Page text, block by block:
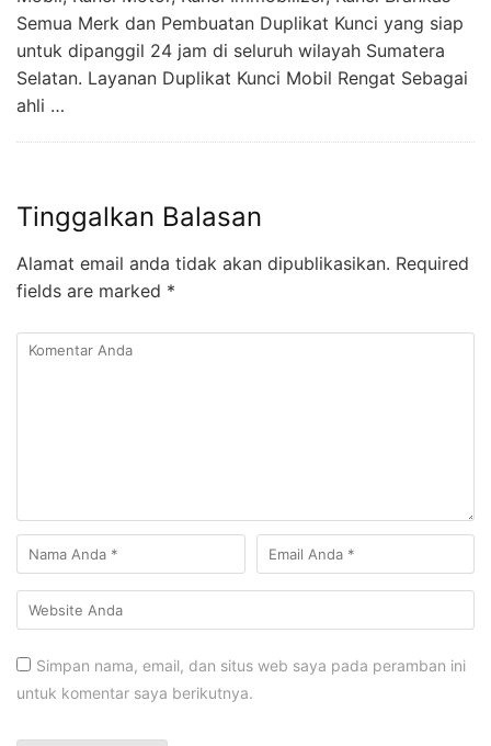
Semua Merk dan Pembuatan Duplikat Kunci yang siap
untuk dipanggil 24 jam di seluruh wilayah Sumatera
Selatan. Layanan Duplikat Kunci Mobil Rengat Sebagai
ahli …
Tinggalkan Balasan
Alamat email anda tidak akan dipublikasikan. Required
fields are marked *
Simpan nama, email, dan situs web saya pada peramban ini
untuk komentar saya berikutnya.